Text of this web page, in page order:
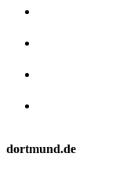
dortmund.de